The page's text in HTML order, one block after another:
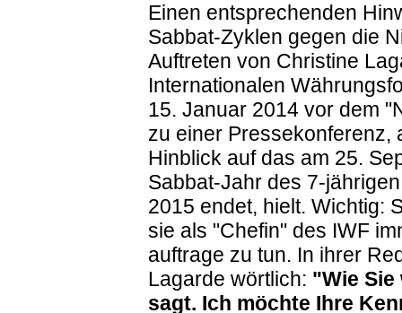
Einen entsprechenden
Sabbat-Zyklen gegen die
Auftreten von Christine
Internationalen
15. Januar 2014 vor dem
zu einer Pressekonferenz,
Hinblick auf das am 25.
Sabbat-Jahr des 7-
2015 endet, hielt. Wichtig:
sie als "Chefin" des IWF
auftrage zu tun. In ihrer
Lagarde wörtlich: "Wie Sie
sagt. Ich möchte Ihre